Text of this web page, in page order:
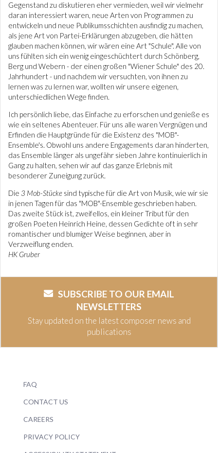
Gegenstand zu diskutieren eher vermieden, weil wir vielmehr
daran interessiert waren, neue Arten von Programmen zu
entwickeln und neue Publikumsschichten ausfindig zu machen,
als jene Art von Partei-Erklärungen abzugeben, die hätten
glauben machen können, wir wären eine Art "Schule". Alle von
uns fühlten sich ein wenig eingeschüchtert durch Schönberg,
Berg und Webern - der einen großen "Wiener Schule" des 20.
Jahrhundert - und nachdem wir versuchten, von ihnen zu
lernen was zu lernen war, wollten wir unsere eigenen,
unterschiedlichen Wege finden.
Ich persönlich liebe, das Einfache zu erforschen und genieße es
wie ein seltenes Abenteuer. Für uns alle waren Vergnügen und
Erfinden die Hauptgründe für die Existenz des "MOB"-
Ensemble's. Obwohl uns andere Engagements daran hinderten,
das Ensemble länger als ungefähr sieben Jahre kontinuierlich in
Gang zu halten, sehen wir auf das ganze Erlebnis mit
besonderer Zuneigung zurück.
Die 3 Mob-Stücke sind typische für die Art von Musik, wie wir sie
in jenen Tagen für das "MOB"-Ensemble geschrieben haben.
Das zweite Stück ist, zweifellos, ein kleiner Tribut für den
großen Poeten Heinrich Heine, dessen Gedichte oft in sehr
romantischer und blumiger Weise beginnen, aber in
Verzweiflung enden.
HK Gruber
SUBSCRIBE TO OUR EMAIL
NEWSLETTERS
Stay updated on the latest composer news and
publications
FAQ
CONTACT US
CAREERS
PRIVACY POLICY